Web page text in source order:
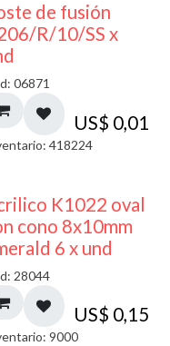
de fusión
R/10/SS x
06871
US$ 0,01
418224
K1022 oval
cono 8x10mm
6 x und
28044
US$ 0,15
9000